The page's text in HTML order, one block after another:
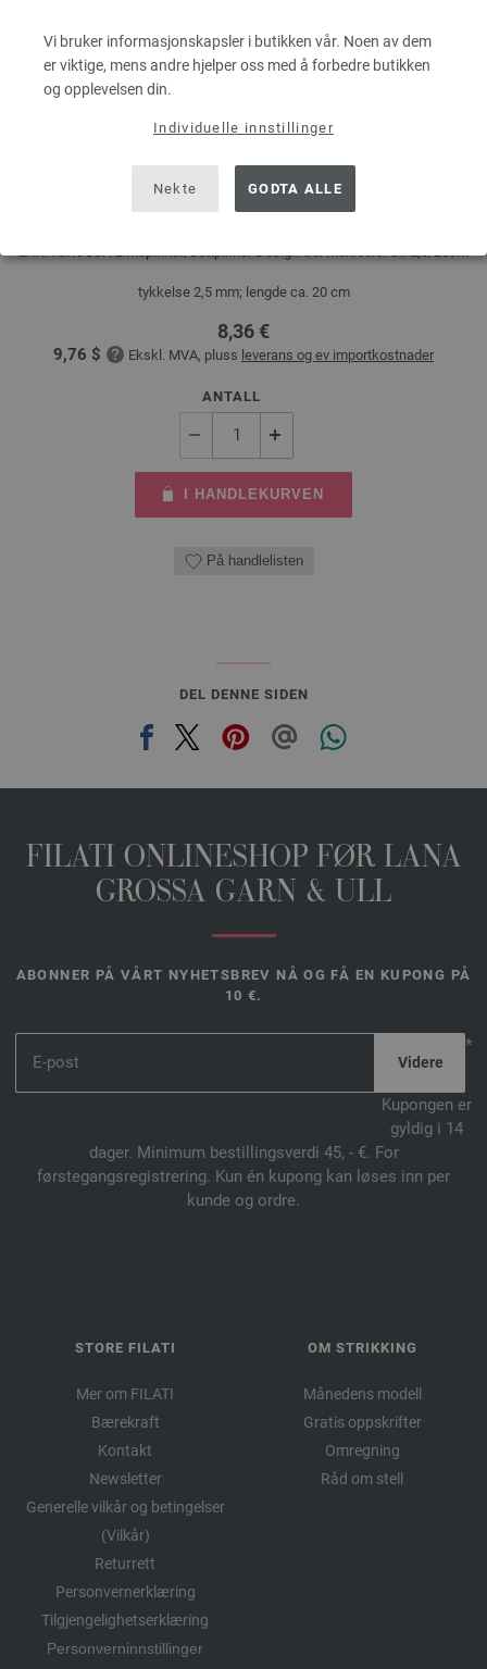
Vi bruker informasjonskapsler i butikken vår. Noen av dem
er viktige, mens andre hjelper oss med å forbedre butikken
og opplevelsen din.
Individuelle innstillinger
Nekte GODTA ALLE
Ermepinner/Settpinner Design-tre: Multicolor St.
tykkelse 2,5 mm; lengde ca. 20 cm
8,36 €
9,76 $ Ekskl. MVA, pluss leverans og ev importkostnader
ANTALL
I HANDLEKURVEN
På handlelisten
DEL DENNE SIDEN
FILATI ONLINESHOP FØR LANA
GROSSA GARN & ULL
ABONNER PÅ VÅRT NYHETSBREV NÅ OG FÅ EN KUPONG PÅ
10 €.
*
Kupongen er
gyldig i 14
dager. Minimum bestillingsverdi 45, - €. For
førstegangsregistrering. Kun én kupong kan løses inn per
kunde og ordre.
STORE FILATI
Mer om FILATI
Bærekraft
Kontakt
Newsletter
Generelle vilkår og betingelser
(Vilkår)
Returrett
Personvernerklæring
Tilgjengelighetserklæring
Personverninnstillinger
OM STRIKKING
Månedens modell
Gratis oppskrifter
Omregning
Råd om stell